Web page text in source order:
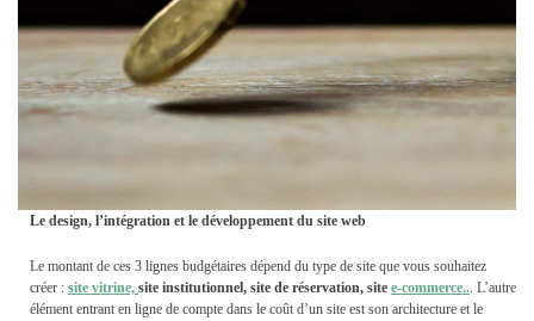
Le design, l’intégration et le développement du site web
Le montant de ces 3 lignes budgétaires dépend du type de site que vous souhaitez
créer : site vitrine, site institutionnel, site de réservation, site e-commerce... L’autre
élément entrant en ligne de compte dans le coût d’un site est son architecture et le